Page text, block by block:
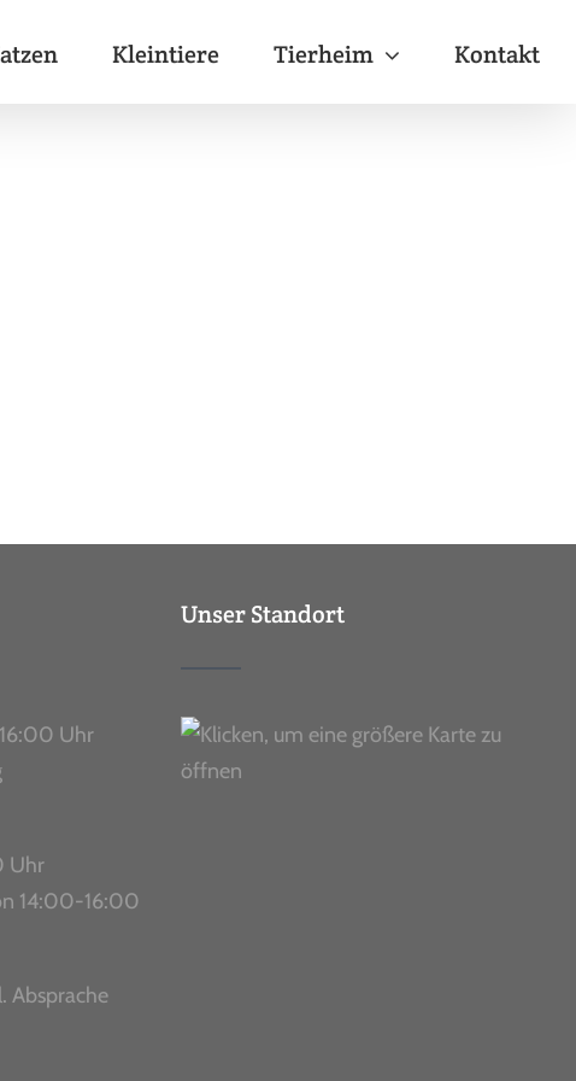
Kleintiere Tierheim Kontakt
Uhr
Uhr
14:00-16:00
Absprache
Unser Standort